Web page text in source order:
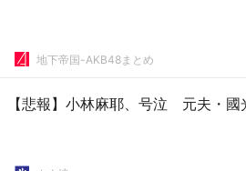
地下帝国-AKB48まとめ
【悲報】小林麻耶、号泣 元夫・國